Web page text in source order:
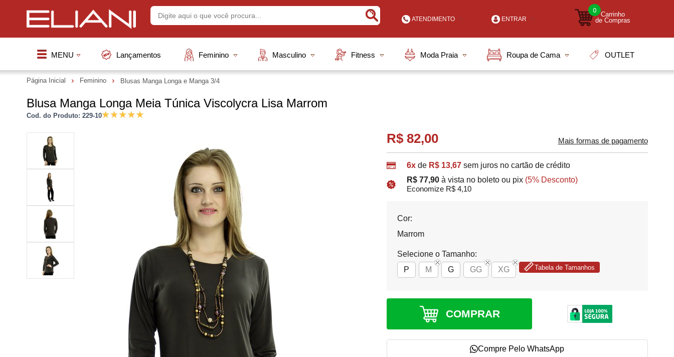
ATENDIMENTO
(48) 99137-7903
ENTRAR
0
Carrinho
de Compras
MENU Lançamentos Feminino Masculino Fitness Moda Praia Roupa de Cama OUTLET
Página Inicial Feminino Blusas Manga Longa e Manga 3/4
Blusa Manga Longa Meia Túnica Viscolycra Lisa Marrom
Cod. do Produto: 229-10
R$ 82,00 Mais formas de pagamento
6x de R$ 13,67 sem juros no cartão de crédito
R$ 77,90à vista no boleto ou pix (5% Desconto)
Economize R$ 4,10
Cor:
Marrom
Selecione o Tamanho:
P
M G GG XG Tabela de Tamanhos
COMPRAR
Compre Pelo WhatsApp